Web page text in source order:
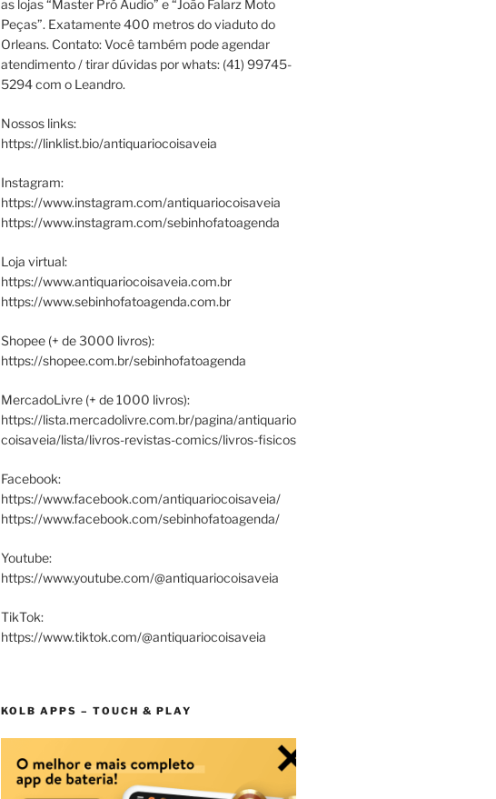
as lojas “Master Pró Audio” e “João Falarz Moto
Peças”. Exatamente 400 metros do viaduto do
Orleans. Contato: Você também pode agendar
atendimento / tirar dúvidas por whats: (41) 99745-
5294 com o Leandro.
Nossos links:
https://linklist.bio/antiquariocoisaveia
Instagram:
https://www.instagram.com/antiquariocoisaveia
https://www.instagram.com/sebinhofatoagenda
Loja virtual:
https://www.antiquariocoisaveia.com.br
https://www.sebinhofatoagenda.com.br
Shopee (+ de 3000 livros):
https://shopee.com.br/sebinhofatoagenda
MercadoLivre (+ de 1000 livros):
https://lista.mercadolivre.com.br/pagina/antiquario
coisaveia/lista/livros-revistas-comics/livros-fisicos
Facebook:
https://www.facebook.com/antiquariocoisaveia/
https://www.facebook.com/sebinhofatoagenda/
Youtube:
https://www.youtube.com/@antiquariocoisaveia
TikTok:
https://www.tiktok.com/@antiquariocoisaveia
KOLB APPS – TOUCH & PLAY